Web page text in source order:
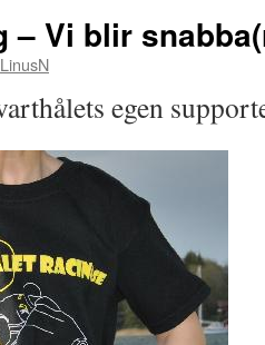
– Vi blir
LinusN
egen